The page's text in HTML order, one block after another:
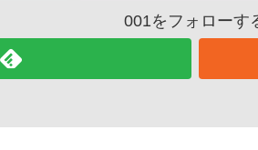
001をフォローす